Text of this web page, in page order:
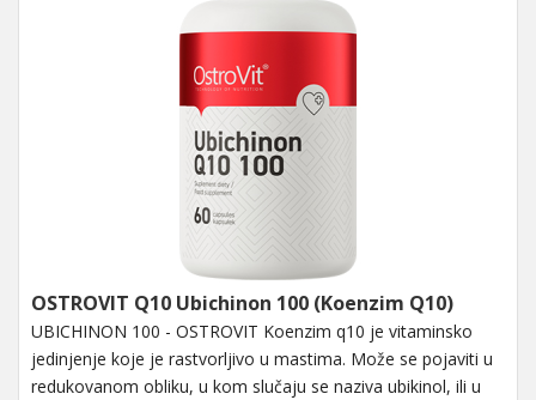
OSTROVIT Q10 Ubichinon 100 (Koenzim Q10)
UBICHINON 100 - OSTROVIT Koenzim q10 je vitaminsko
jedinjenje koje je rastvorljivo u mastima. Može se pojaviti u
redukovanom obliku, u kom slučaju se naziva ubikinol, ili u